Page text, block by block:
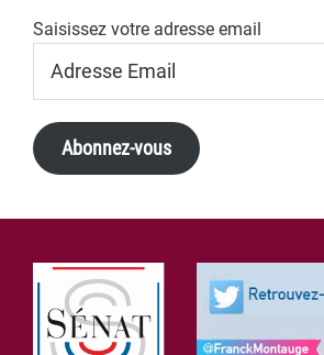
Saisissez votre adresse email
Email
Abonnez-vous
Footer